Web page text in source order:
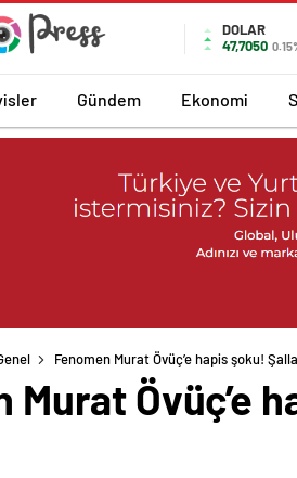
DOLAR
47,7050
Gündem Ekonomi
Fenomen Murat Övüç’e hapis şoku!
Murat Övüç’e